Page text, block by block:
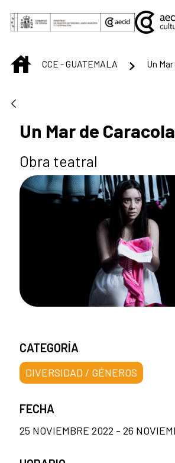
Saltar al contenido principal
INICIOCCE - GUATEMALA Un
Un Mar de
Obra teatral
CATEGORÍA
DIVERSIDAD / GÉNEROS
FECHA
25 NOVIEMBRE 2022 - 26